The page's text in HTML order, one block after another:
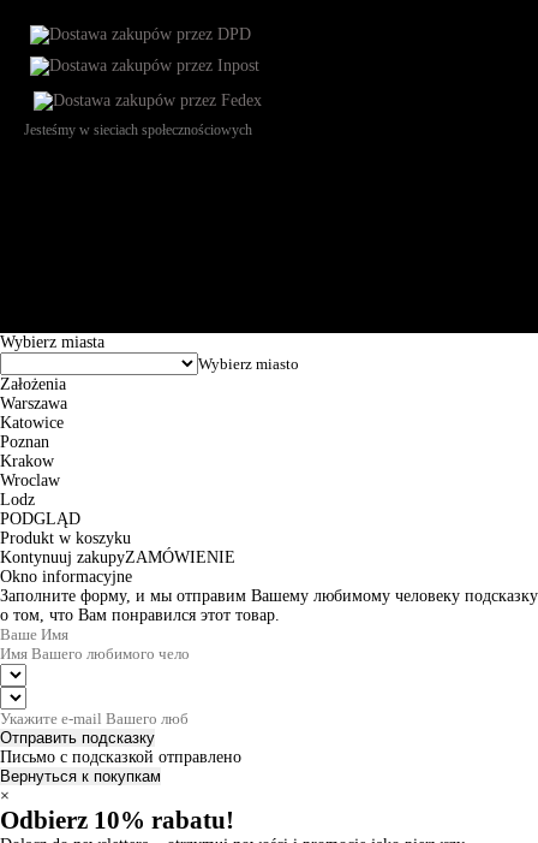
Jesteśmy w sieciach społecznościowych
Wybierz miasta
Założenia
Warszawa
Katowice
Poznan
Krakow
Wroclaw
Lodz
PODGLĄD
Produkt w koszyku
Kontynuuj zakupyZAMÓWIENIE
Okno informacyjne
Заполните форму, и мы отправим Вашему любимому человеку подсказку
о том, что Вам понравился этот товар.
Отправить подсказку
Письмо с подсказкой отправлено
Вернуться к покупкам
×
Odbierz 10% rabatu!